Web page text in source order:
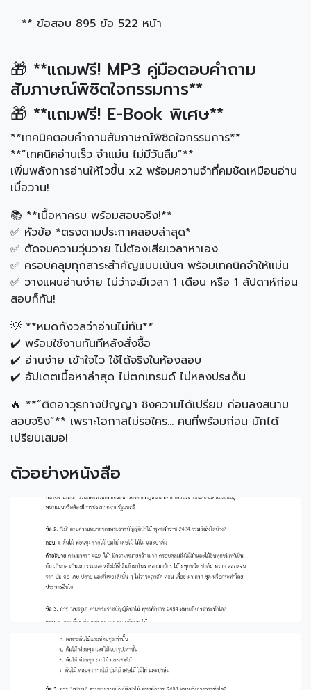
** ข้อสอบ 895 ข้อ 522 หน้า
🎁 **แถมฟรี! MP3 คู่มือตอบคำถาม
สัมภาษณ์พิชิตใจกรรมการ**
🎁 **แถมฟรี! E-Book พิเศษ**
**เทคนิคตอบคำถามสัมภาษณ์พิชิดใจกรรมการ**
**“เทคนิคอ่านเร็ว จำแม่น ไม่มีวันลืม”**
เพิ่มพลังการอ่านให้ไวขึ้น x2 พร้อมความจำที่คมชัดเหมือนอ่าน
เมื่อวาน!
📚 **เนื้อหาครบ พร้อมสอบจริง!**
✅ หัวข้อ *ตรงตามประกาศสอบล่าสุด*
✅ ตัดจบความวุ่นวาย ไม่ต้องเสียเวลาหาเอง
✅ ครอบคลุมทุกสาระสำคัญแบบเน้นๆ พร้อมเทคนิคจำให้แม่น
✅ วางแผนอ่านง่าย ไม่ว่าจะมีเวลา 1 เดือน หรือ 1 สัปดาห์ก่อน
สอบก็ทัน!
💡 **หมดกังวลว่าอ่านไม่ทัน**
✔️ พร้อมใช้งานทันทีหลังสั่งซื้อ
✔️ อ่านง่าย เข้าใจไว ใช้ได้จริงในห้องสอบ
✔️ อัปเดตเนื้อหาล่าสุด ไม่ตกเทรนด์ ไม่หลงประเด็น
🔥 **“ติดอาวุธทางปัญญา ชิงความได้เปรียบ ก่อนลงสนาม
สอบจริง”** เพราะโอกาสไม่รอใคร… คนที่พร้อมก่อน มักได้
เปรียบเสมอ!
ตัวอย่างหนังสือ